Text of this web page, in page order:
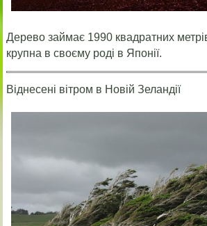
Дерево займає 1990 квадратних
крупна в своєму роді в Японії.
Віднесені вітром в Новій Зеландії